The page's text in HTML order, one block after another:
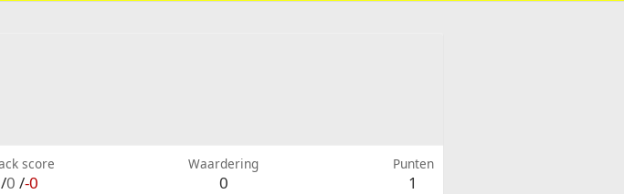
score
/0 /-0
Waardering
0
Punten
1